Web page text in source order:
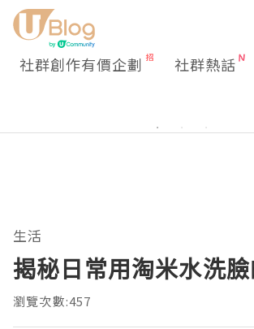
社群創作有價企劃 社群熱話
生活
揭秘日常用淘米水洗
瀏覽次數:457